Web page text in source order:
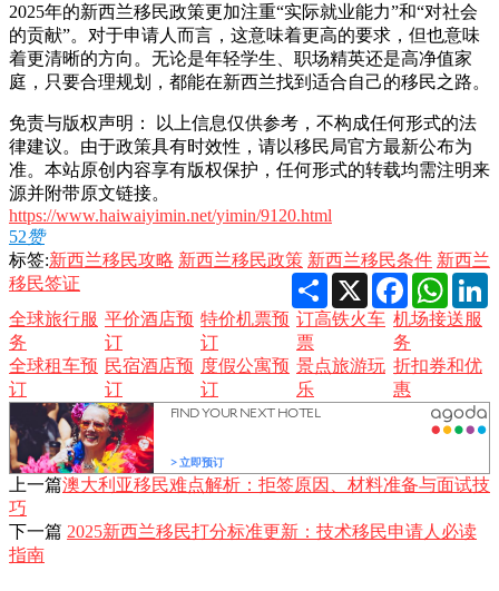
2025年的新西兰移民政策更加注重“实际就业能力”和“对社会
的贡献”。对于申请人而言，这意味着更高的要求，但也意味
着更清晰的方向。无论是年轻学生、职场精英还是高净值家
庭，只要合理规划，都能在新西兰找到适合自己的移民之路。
免责与版权声明： 以上信息仅供参考，不构成任何形式的法
律建议。由于政策具有时效性，请以移民局官方最新公布为
准。本站原创内容享有版权保护，任何形式的转载均需注明来
源并附带原文链接。
https://www.haiwaiyimin.net/yimin/9120.html
52赞
标签:新西兰移民攻略 新西兰移民政策 新西兰移民条件 新西兰
移民签证
Share X Facebook
全球旅行服
务
平价酒店预
订
特价机票预
订
订高铁火车
票
机场接送服
务
全球租车预
订
民宿酒店预
订
度假公寓预
订
景点旅游玩
乐
折扣券和优
惠
上一篇澳大利亚移民难点解析：拒签原因、材料准备与面试技
巧
下一篇 2025新西兰移民打分标准更新：技术移民申请人必读
指南